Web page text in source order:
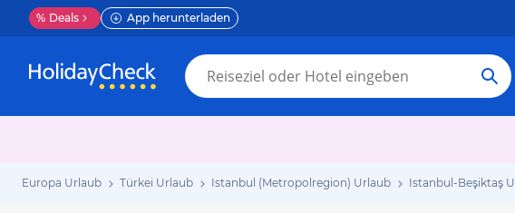
% Deals App herunterladen
Europa Urlaub Türkei Urlaub Istanbul (Metropolregion) Urlaub Istanbul-Beşiktaş